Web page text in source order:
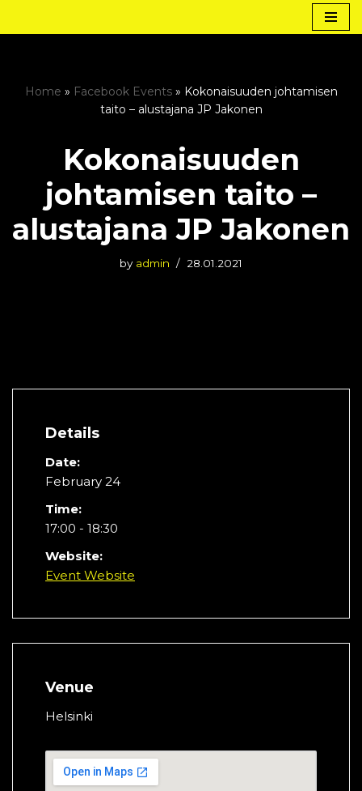
Home » Facebook Events» Kokonaisuuden johtamisen
taito – alustajana JP Jakonen
Kokonaisuuden
johtamisen taito –
alustajana JP Jakonen
by admin 28.01.2021
Details
Date:
February 24
Time:
17:00 - 18:30
Website:
Event Website
Venue
Helsinki